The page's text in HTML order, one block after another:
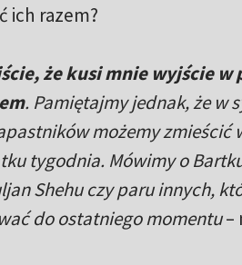
ich razem?
że kusi mnie wyjście
. Pamiętajmy jednak, że w
możemy zmieścić
tygodnia. Mówimy o
Shehu czy paru innych,
do ostatniego momentu–